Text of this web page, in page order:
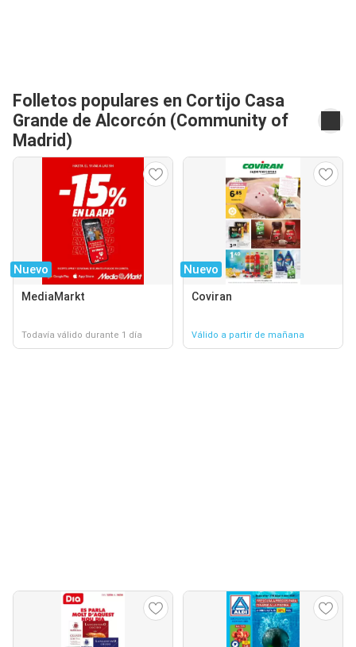
Folletos populares en Cortijo Casa
Grande de Alcorcón (Community of
Madrid)
Nuevo
MediaMarkt
Todavía válido durante 1 día
Nuevo
Coviran
Válido a partir de mañana